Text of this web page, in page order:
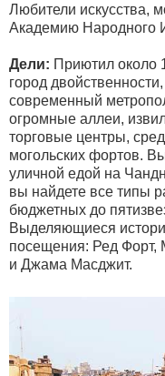
Любители искусства,
Академию Народного
Дели: Приютил
город
современный
огромные аллеи,
торговые центры,
могольских фортов.
уличной едой на
вы найдете все типы
бюджетных до
Выделяющиеся
посещения: Ред Форт,
и Джама Масджит.